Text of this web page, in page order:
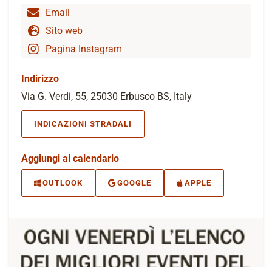
Email
Sito web
Pagina Instagram
Indirizzo
Via G. Verdi, 55, 25030 Erbusco BS, Italy
INDICAZIONI STRADALI
Aggiungi al calendario
OUTLOOK GOOGLE APPLE